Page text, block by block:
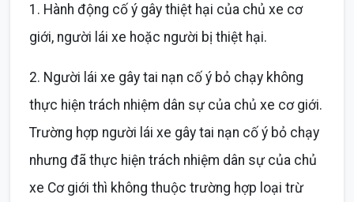
1. Hành động cố ý gây thiệt hại của chủ xe cơ
giới, người lái xe hoặc người bị thiệt hại.
2. Người lái xe gây tai nạn cố ý bỏ chạy không
thực hiện trách nhiệm dân sự của chủ xe cơ giới.
Trường hợp người lái xe gây tai nạn cố ý bỏ chạy
nhưng đã thực hiện trách nhiệm dân sự của chủ
xe Cơ giới thì không thuộc trường hợp loại trừ